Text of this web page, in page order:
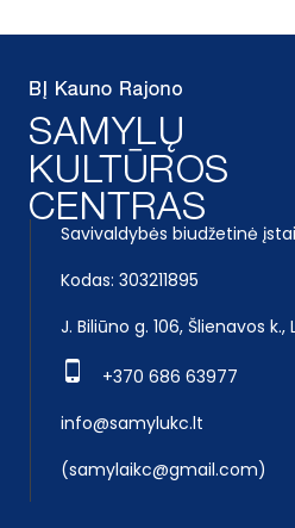
Savivaldybės biudžetinė
Kodas: 303211895
J. Biliūno g. 106, Šlienavos
+370 686 63977
info@samylukc.lt
(samylaikc@gmail.com)